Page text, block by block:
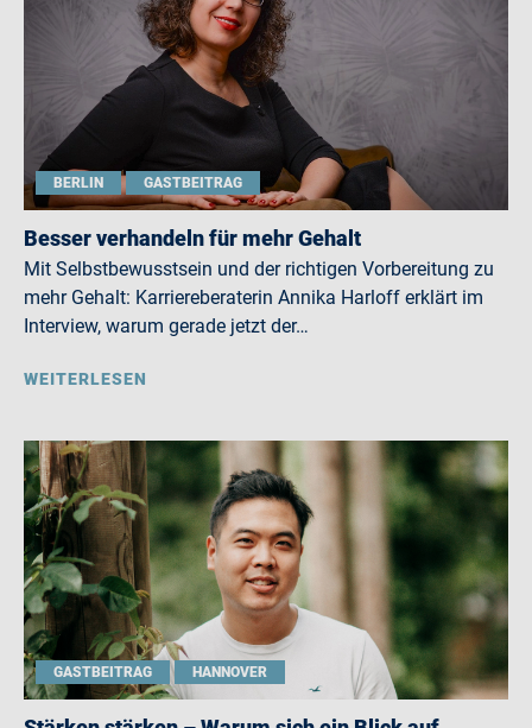
BERLIN GASTBEITRAG
Besser verhandeln für mehr Gehalt
Mit Selbstbewusstsein und der richtigen Vorbereitung zu
mehr Gehalt: Karriereberaterin Annika Harloff erklärt im
Interview, warum gerade jetzt der…
WEITERLESEN
GASTBEITRAG HANNOVER